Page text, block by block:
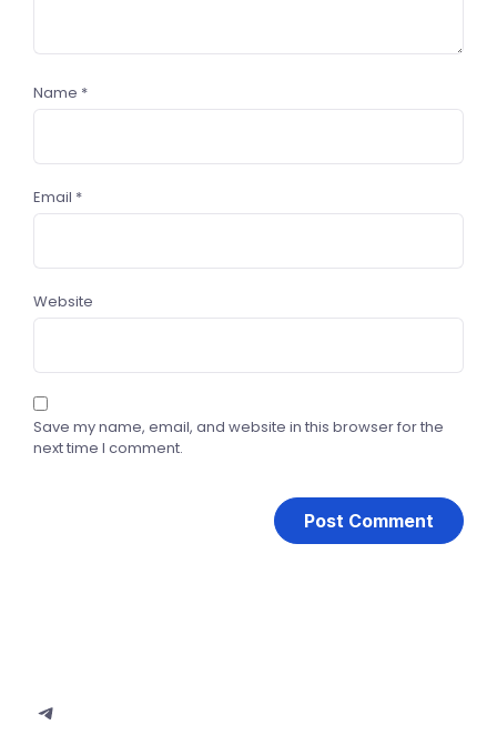
Name *
Email *
Website
Save my name, email, and website in this browser for the
next time I comment.